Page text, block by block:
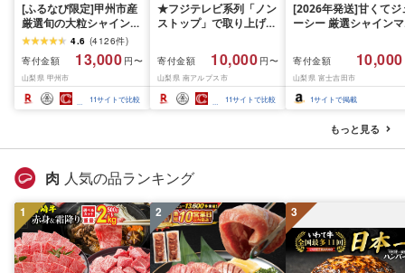
[ふるなび限定]甲州市産
厳選旬の大粒シャインマ
スカット 約1.3kg 2〜3
房[2026年発送]
(MG)B12-472 FN-
Limited-VO シャインマ
スカット フルーツ
4.6 (4126件)
寄付金額
13,000 円〜
山梨県 甲州市
11サイトで比較
★フジテレビ系列「ノン
ストップ」で取り上げら
先行予約]南アルプス市
産シャインマスカット
1.2kg以上(2〜3房)ふる
さと納税 おすすめ 山梨
県 南アルプス市 送料無
寄付金額 10,000 円〜
山梨県 南アルプス市
11サイトで比較
[2026年発送]甘くてジ
ーシー 厳選シャインマ
月前半(1〜15日)から
月下旬までの発送) フ
ーツ ぶどう 果物 山梨
産 2026 旬 大粒 高級
寄付金額 10,000
山梨県 富士吉田市
1サイトで掲載
もっと見る
肉 人気の品ランキング
1 2 3